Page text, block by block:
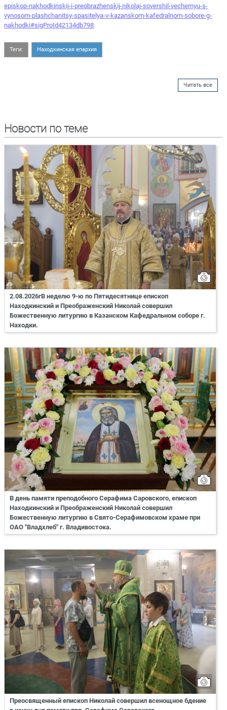
episkop-nakhodkinskij-i-preobrazhenskij-nikolaj-sovershil-vechernyu-s-
vynosom-plashchanitsy-spasitelya-v-kazanskom-kafedralnom-sobore-g-
nakhodki#sigProId42134db798
Теги: Находкинская епархия
Читать все
Новости по теме
2.08.2026гВ неделю 9-ю по Пятидесятнице епископ
Находкинский и Преображенский Николай совершил
Божественную литургию в Казанском Кафедральном соборе г.
Находки.
В день памяти преподобного Серафима Саровского, епископ
Находкинский и Преображенский Николай совершил
Божественную литургию в Свято-Серафимовском храме при
ОАО "Владхлеб" г. Владивостока.
Преосвященный епископ Николай совершил всенощное бдение